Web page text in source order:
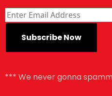
*** We never gonna